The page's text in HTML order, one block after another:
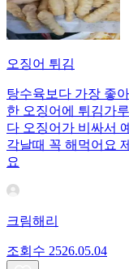
오징어 튀김
탕수육보다 가장 좋
한 오징어에 튀김가
다 오징어가 비싸서
각날때 꼭 해먹어요
요
크림해리
조회수 2526.05.04